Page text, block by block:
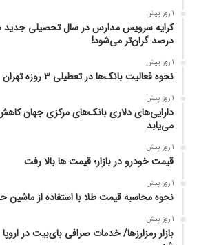
1 روز پیش
درصد گران‌تر می‌شود!
1 روز پیش
نحوه فعالیت بانک‌ها در تعطیلی ۳ روزه تهران
1 روز پیش
دارایی‌های دلاری بانک‌های مرکزی جهان
می‌یابد
1 روز پیش
قیمت خودرو در بازار؛ قیمت ها بالا رفت
1 روز پیش
نحوه محاسبه قیمت طلا با استفاده از ماشین
1 روز پیش
بازار رمزارزها/ خدمات صرافی بای‌بیت در